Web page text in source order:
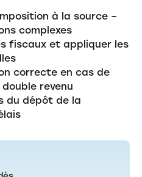
à la source –
complexes
fiscaux et appliquer les
correcte en cas de
revenu
du dépôt de la